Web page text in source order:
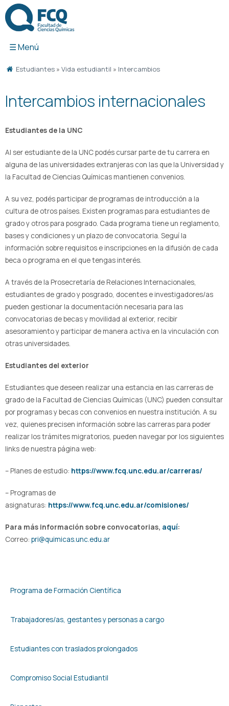
contenido
Estudiantes »Vida estudiantil » Intercambios
Intercambios internacionales
Estudiantes de la UNC
Al ser estudiante de la UNC podés cursar parte de tu carrera en
alguna de las universidades extranjeras con las que la Universidad y
la Facultad de Ciencias Químicas mantienen convenios.
A su vez, podés participar de programas de introducción a la
cultura de otros países. Existen programas para estudiantes de
grado y otros para posgrado. Cada programa tiene un reglamento,
bases y condiciones y un plazo de convocatoria. Seguí la
información sobre requisitos e inscripciones en la difusión de cada
beca o programa en el que tengas interés.
A través de la Prosecretaría de Relaciones Internacionales,
estudiantes de grado y posgrado, docentes e investigadores/as
pueden gestionar la documentación necesaria para las
convocatorias de becas y movilidad al exterior, recibir
asesoramiento y participar de manera activa en la vinculación con
otras universidades.
Estudiantes del exterior
Estudiantes que deseen realizar una estancia en las carreras de
grado de la Facultad de Ciencias Químicas (UNC) pueden consultar
por programas y becas con convenios en nuestra institución. A su
vez, quienes precisen información sobre las carreras para poder
realizar los trámites migratorios, pueden navegar por los siguientes
links de nuestra página web:
– Planes de estudio: https://www.fcq.unc.edu.ar/carreras/
– Programas de
asignaturas: https://www.fcq.unc.edu.ar/comisiones/
Para más información sobre convocatorias, aquí:
Correo: pri@quimicas.unc.edu.ar
Programa de Formación Científica
Trabajadores/as, gestantes y personas a cargo
Estudiantes con traslados prolongados
Compromiso Social Estudiantil